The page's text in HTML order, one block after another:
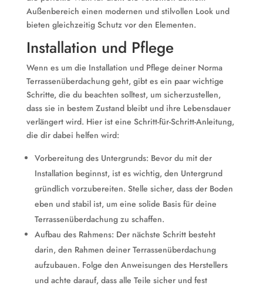
Außenbereich einen modernen und stilvollen Look und
bieten gleichzeitig Schutz vor den Elementen.
Installation und Pflege
Wenn es um die Installation und Pflege deiner Norma
Terrassenüberdachung geht, gibt es ein paar wichtige
Schritte, die du beachten solltest, um sicherzustellen,
dass sie in bestem Zustand bleibt und ihre Lebensdauer
verlängert wird. Hier ist eine Schritt-für-Schritt-Anleitung,
die dir dabei helfen wird:
Vorbereitung des Untergrunds: Bevor du mit der
Installation beginnst, ist es wichtig, den Untergrund
gründlich vorzubereiten. Stelle sicher, dass der Boden
eben und stabil ist, um eine solide Basis für deine
Terrassenüberdachung zu schaffen.
Aufbau des Rahmens: Der nächste Schritt besteht
darin, den Rahmen deiner Terrassenüberdachung
aufzubauen. Folge den Anweisungen des Herstellers
und achte darauf, dass alle Teile sicher und fest